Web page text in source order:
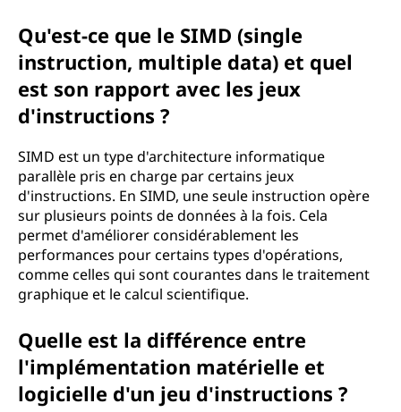
Qu'est-ce que le SIMD (single
instruction, multiple data) et quel
est son rapport avec les jeux
d'instructions ?
SIMD est un type d'architecture informatique
parallèle pris en charge par certains jeux
d'instructions. En SIMD, une seule instruction opère
sur plusieurs points de données à la fois. Cela
permet d'améliorer considérablement les
performances pour certains types d'opérations,
comme celles qui sont courantes dans le traitement
graphique et le calcul scientifique.
Quelle est la différence entre
l'implémentation matérielle et
logicielle d'un jeu d'instructions ?